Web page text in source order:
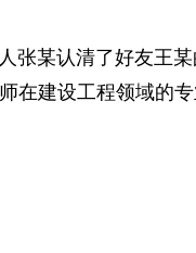
某认清了好友王某
在建设工程领域的